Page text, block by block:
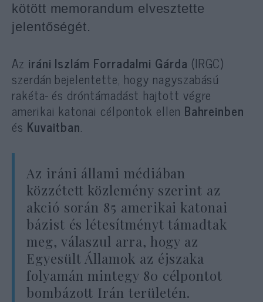
kötött memorandum elvesztette
jelentőségét.
Az iráni Iszlám Forradalmi Gárda (IRGC)
szerdán bejelentette, hogy nagyszabású
rakéta- és dróntámadást hajtott végre
amerikai katonai célpontok ellen Bahreinben
és Kuvaitban.
Az iráni állami médiában
közzétett közlemény szerint az
akció során 85 amerikai katonai
bázist és létesítményt támadtak
meg, válaszul arra, hogy az
Egyesült Államok az éjszaka
folyamán mintegy 80 célpontot
bombázott Irán területén.